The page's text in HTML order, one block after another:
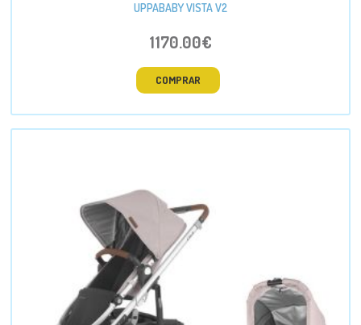
UPPABABY VISTA V2
1170.00€
COMPRAR